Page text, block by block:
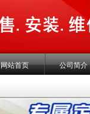
网站首页 公司简介